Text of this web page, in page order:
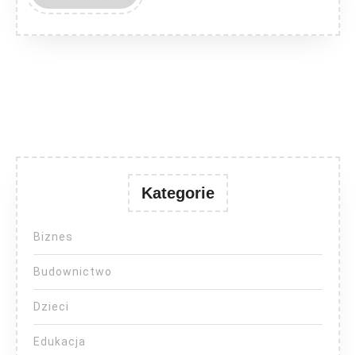
MORE
Kategorie
Biznes
Budownictwo
Dzieci
Edukacja